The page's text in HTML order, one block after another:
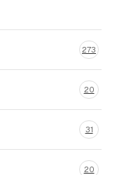
273
20
31
20